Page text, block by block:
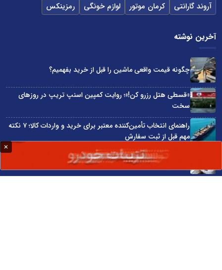
آروند گارانتی
کرمان موتور لوازم خونگی رمزینکس
آخرین نوشته
چگونه قیمت واقعی ماشین را قبل از خرید بفهمیم؟
«قسطی هتل رزرو کن!»؛ روایت کمپین اسنپ تریپ در روزهای
سخت
راهنمای انتخاب تأمین‌کننده معتبر برای خرید و واردات کالا؛ ۷ نکته
مهم قبل از ثبت سفارش
در اقتصاد دیجیتال، خوش‌بینی جای آمادگی را نمی‌گیرد